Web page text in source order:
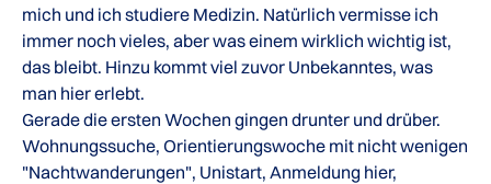
mich und ich studiere Medizin. Natürlich vermisse ich
immer noch vieles, aber was einem wirklich wichtig ist,
das bleibt. Hinzu kommt viel zuvor Unbekanntes, was
man hier erlebt.
Gerade die ersten Wochen gingen drunter und drüber.
Wohnungssuche, Orientierungswoche mit nicht wenigen
"Nachtwanderungen", Unistart, Anmeldung hier,